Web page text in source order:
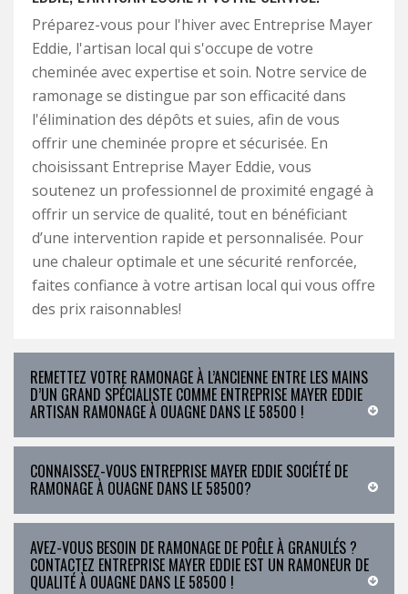
Préparez-vous pour l'hiver avec Entreprise Mayer
Eddie, l'artisan local qui s'occupe de votre
cheminée avec expertise et soin. Notre service de
ramonage se distingue par son efficacité dans
l'élimination des dépôts et suies, afin de vous
offrir une cheminée propre et sécurisée. En
choisissant Entreprise Mayer Eddie, vous
soutenez un professionnel de proximité engagé à
offrir un service de qualité, tout en bénéficiant
d’une intervention rapide et personnalisée. Pour
une chaleur optimale et une sécurité renforcée,
faites confiance à votre artisan local qui vous offre
des prix raisonnables!
REMETTEZ VOTRE RAMONAGE À L’ANCIENNE ENTRE LES MAINS
D’UN GRAND SPÉCIALISTE COMME ENTREPRISE MAYER EDDIE
ARTISAN RAMONAGE À OUAGNE DANS LE 58500 !
CONNAISSEZ-VOUS ENTREPRISE MAYER EDDIE SOCIÉTÉ DE
RAMONAGE À OUAGNE DANS LE 58500?
AVEZ-VOUS BESOIN DE RAMONAGE DE POÊLE À GRANULÉS ?
CONTACTEZ ENTREPRISE MAYER EDDIE EST UN RAMONEUR DE
QUALITÉ À OUAGNE DANS LE 58500 !